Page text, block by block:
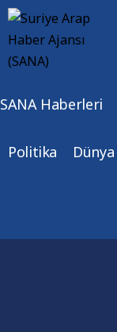
SANA Haberleri
Politika Dünya